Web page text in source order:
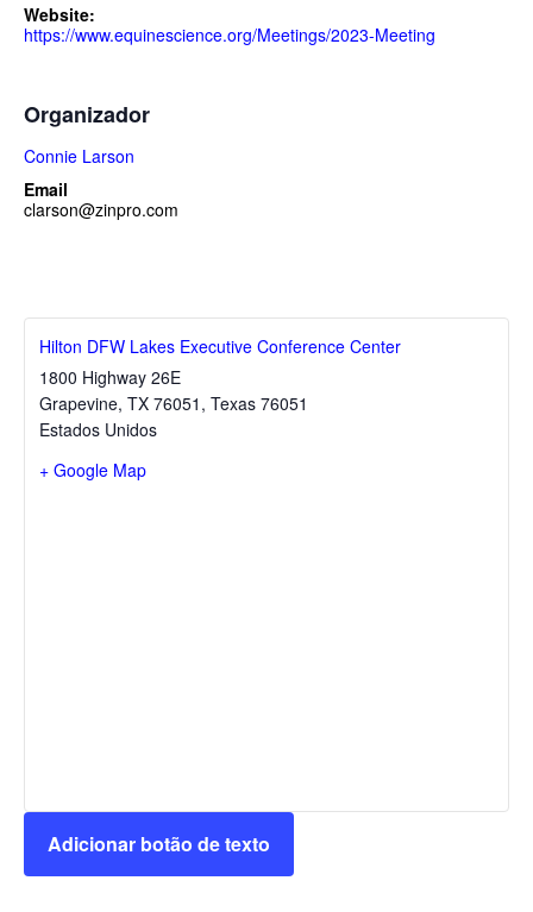
Website:
https://www.equinescience.org/Meetings/2023-Meeting
Organizador
Connie Larson
Email
clarson@zinpro.com
Hilton DFW Lakes Executive Conference Center
1800 Highway 26E
Grapevine, TX 76051 , Texas 76051
Estados Unidos
+ Google Map
Adicionar botão de texto